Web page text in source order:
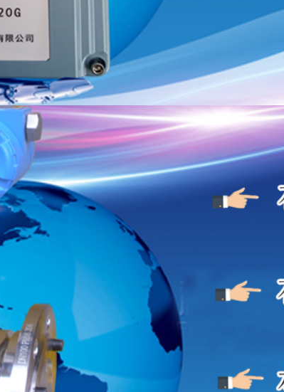
与长期？
”的方法：
划分优先级（如环保合规＞职业健康＞工艺控制）
精度激光散射法设备（误差＜±3%）；而仓库扬尘监
际表现，避免被宣传参数误导。例如，某品牌宣称“寿
“低价短视”
支出都需“花在刀刃上”。粉尘仪作为环境监测的核心
生命周期成本”为核心，优先考虑性能可靠、维护便捷
预算有限的场景，可在满足核心需求的前提下，选择
于2010年，粉尘仪源头厂家，旗下有 防爆式粉尘检测
浓度仪等
有限公司（企业官网） 备案号： 鄂ICP备10023094号-4
www.hdl69.com 邮箱：hdlkj69@163.com
传真：027-86976673
鄂ICP备10023094号